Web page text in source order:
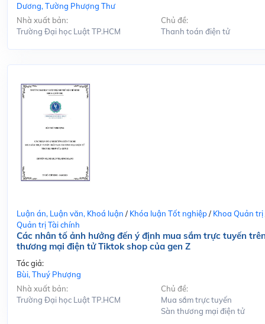
Dương, Tường Phượng Thư
Nhà xuất bản:
Trường Đại học Luật TP.HCM
Chủ đề:
Thanh toán điện tử
Luận án, Luận văn, Khoá luận / Khóa luận Tốt nghiệp/ Khoa Quản trị
Quản trị Tài chính
Các nhân tố ảnh hưởng đến ý định mua sắm trực tuyến
thương mại điện tử Tiktok shop của gen Z
Tác giả:
Bùi, Thuý Phượng
Nhà xuất bản:
Trường Đại học Luật TP.HCM
Chủ đề:
Mua sắm trực tuyến
Sàn thương mại điện tử